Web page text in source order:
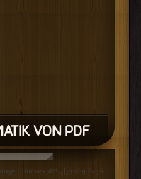
VON PDF
قراءة و تحميل كتاب German Language Course دورة لغة المانية PDF مجانا